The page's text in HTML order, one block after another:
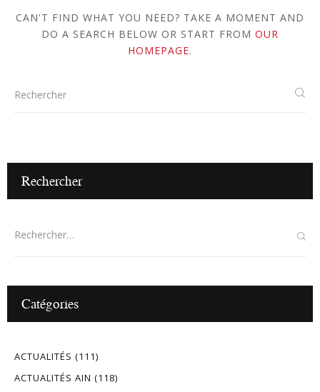
CAN'T FIND WHAT YOU NEED? TAKE A MOMENT AND
DO A SEARCH BELOW OR START FROM OUR
HOMEPAGE.
Rechercher
Catégories
ACTUALITÉS (111)
ACTUALITÉS AIN (118)